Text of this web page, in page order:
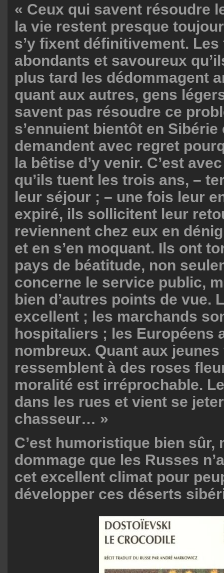
« Ceux qui savent résoudre
la vie restent presque
s’y fixent définitivement.
abondants et savoureux
plus tard les dédommagent
quant aux autres, gens
savent pas résoudre ce
s’ennuient bientôt en Sibérie
demandent avec regret
la bêtise d’y venir. C’est
qu’ils tuent les trois ans, –
leur séjour ; – une fois leur
expiré, ils sollicitent leur
reviennent chez eux en
et en s’en moquant. Ils ont
pays de béatitude, non
concerne le service public,
bien d’autres points de vue.
excellent ; les marchands
hospitaliers ; les Européens
nombreux. Quant aux
ressemblent à des roses
moralité est irréprochable.
dans les rues et vient se
chasseur… »
C’est humoristique bien sûr,
dommage que les Russes
cet excellent climat pour
développer ces déserts